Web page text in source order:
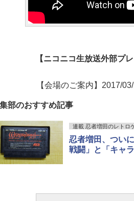
【ニコニコ生放送外部プ
【会場のご案内】2017/
部のおすすめ記事
連載 忍者増田のレトロ
忍者増田、つい
戦闘」と「キャ